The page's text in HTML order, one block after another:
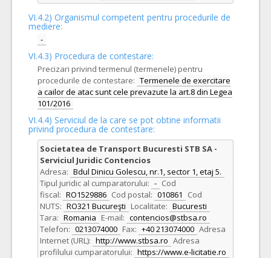
VI.4.2) Organismul competent pentru procedurile de
mediere:
-
VI.4.3) Procedura de contestare:
Precizari privind termenul (termenele) pentru
procedurile de contestare: Termenele de exercitare
a cailor de atac sunt cele prevazute la art.8 din Legea
101/2016
VI.4.4) Serviciul de la care se pot obtine informatii
privind procedura de contestare:
Societatea de Transport Bucuresti STB SA -
Serviciul Juridic Contencios
Adresa: Bdul Dinicu Golescu, nr.1, sector 1, etaj 5.
Tipul juridic al cumparatorului: - Cod
fiscal: RO1529886 Cod postal: 010861
Cod
NUTS: RO321 Bucureşti Localitate: Bucuresti
Tara: Romania E-mail: contencios@stbsa.ro
Telefon: 0213074000 Fax: +40 213074000 Adresa
Internet (URL): http://www.stbsa.ro Adresa
profilului cumparatorului: https://www.e-licitatie.ro